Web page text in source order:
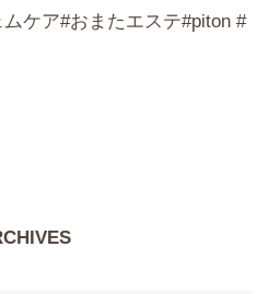
ケア#おまたエステ#piton #